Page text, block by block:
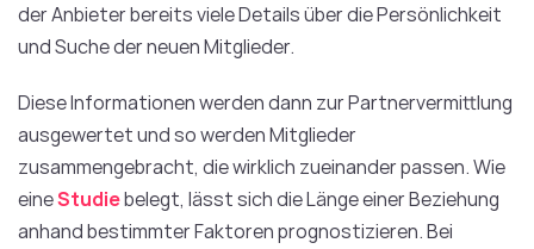
der Anbieter bereits viele Details über die Persönlichkeit
und Suche der neuen Mitglieder.
Diese Informationen werden dann zur Partnervermittlung
ausgewertet und so werden Mitglieder
zusammengebracht, die wirklich zueinander passen. Wie
eineStudiebelegt, lässt sich die Länge einer Beziehung
anhand bestimmter Faktoren prognostizieren. Bei